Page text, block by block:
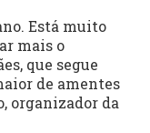
Está muito
mais o
que segue
de amentes
organizador da